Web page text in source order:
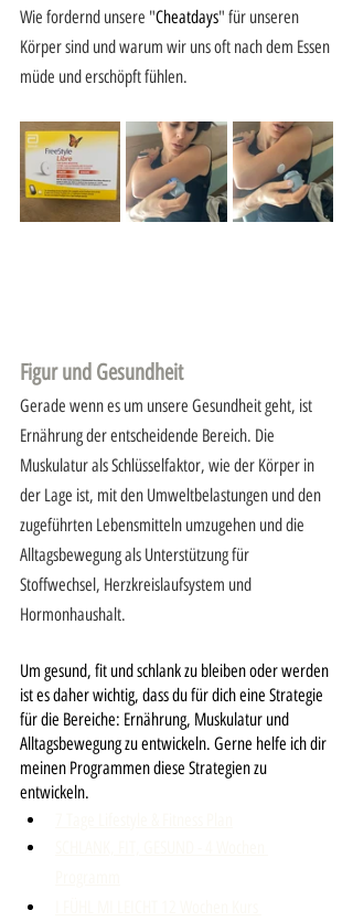
Wie fordernd unsere "Cheatdays" für unseren
Körper sind und warum wir uns oft nach dem Essen
müde und erschöpft fühlen.
Figur und Gesundheit
Gerade wenn es um unsere Gesundheit geht, ist
Ernährung der entscheidende Bereich. Die
Muskulatur als Schlüsselfaktor, wie der Körper in
der Lage ist, mit den Umweltbelastungen und den
zugeführten Lebensmitteln umzugehen und die
Alltagsbewegung als Unterstützung für
Stoffwechsel, Herzkreislaufsystem und
Hormonhaushalt.
Um gesund, fit und schlank zu bleiben oder werden
ist es daher wichtig, dass du für dich eine Strategie
für die Bereiche: Ernährung, Muskulatur und
Alltagsbewegung zu entwickeln. Gerne helfe ich dir
meinen Programmen diese Strategien zu
entwickeln.